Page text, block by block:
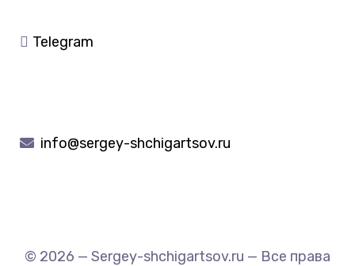
Telegram
info@sergey-shchigartsov.ru
© 2026 — Sergey-shchigartsov.ru — Все права